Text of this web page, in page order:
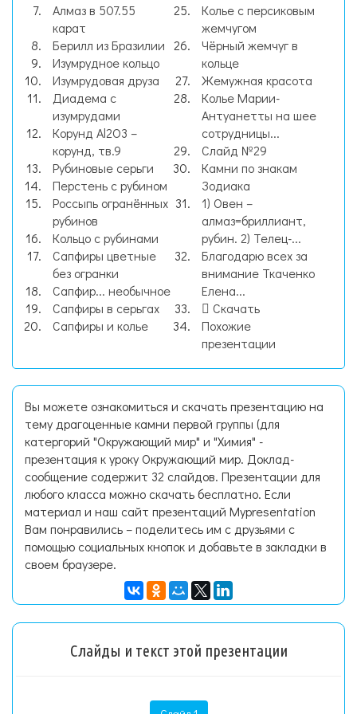
Алмаз в 507.55
карат
Берилл из Бразилии
Изумрудное кольцо
Изумрудовая друза
Диадема с
изумрудами
Корунд Al2O3 –
корунд, тв.9
Рубиновые серьги
Перстень с рубином
Россыпь огранённых
рубинов
Кольцо с рубинами
Сапфиры цветные
без огранки
Сапфир... необычное
Сапфиры в серьгах
Сапфиры и колье
Колье с персиковым
жемчугом
Чёрный жемчуг в
кольце
Жемужная красота
Колье Марии-
Антуанетты на шее
сотрудницы...
Слайд №29
Камни по знакам
Зодиака
1) Овен –
алмаз=бриллиант,
рубин. 2) Телец-...
Благодарю всех за
внимание Ткаченко
Елена...
Скачать
Похожие
презентации
Вы можете ознакомиться и скачать презентацию на
тему драгоценные камни первой группы (для
катергорий "Окружающий мир" и "Химия" -
презентация к уроку Окружающий мир. Доклад-
сообщение содержит 32 слайдов. Презентации для
любого класса можно скачать бесплатно. Если
материал и наш сайт презентаций Mypresentation
Вам понравились – поделитесь им с друзьями с
помощью социальных кнопок и добавьте в закладки в
своем браузере.
Слайды и текст этой презентации